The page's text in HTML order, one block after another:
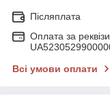
Післяплата
Оплата за
Всі умови оплати